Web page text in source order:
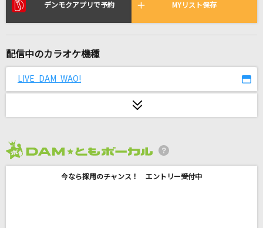
空想フォレスト
DOLLS
Janne Da Arc
シド
Birds in your cage
デンモクアプリで予約 MYリスト保存
配信中のカラオケ機種
LIVE DAM WAO!
今なら採用のチャンス！ エントリー受付中